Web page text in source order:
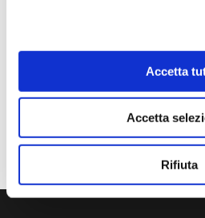
Accetta
Accetta
Rifiuta
Francesca Raimondi (La
Mentre suonava, il ponticello
messo in grossi guai..